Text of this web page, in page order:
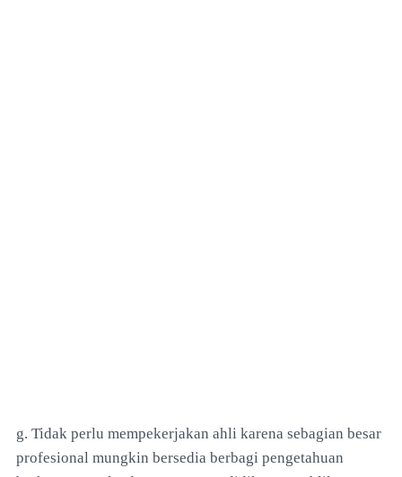
g. Tidak perlu mempekerjakan ahli karena sebagian besar
profesional mungkin bersedia berbagi pengetahuan